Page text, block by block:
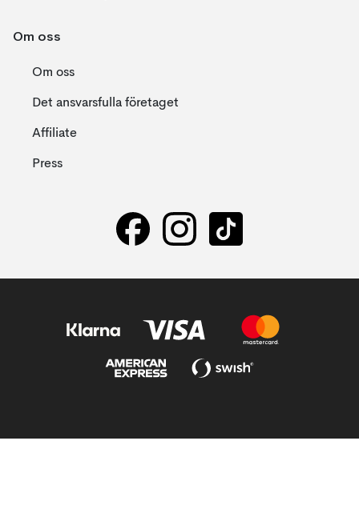
Om oss
Om oss
Det ansvarsfulla företaget
Affiliate
Press